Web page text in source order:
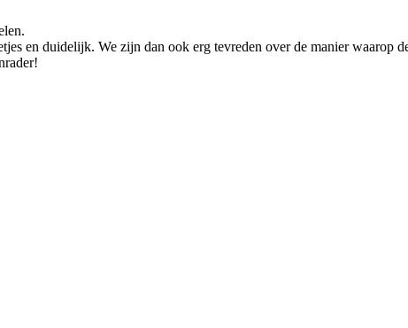
en duidelijk. We zijn dan ook erg tevreden over de manier